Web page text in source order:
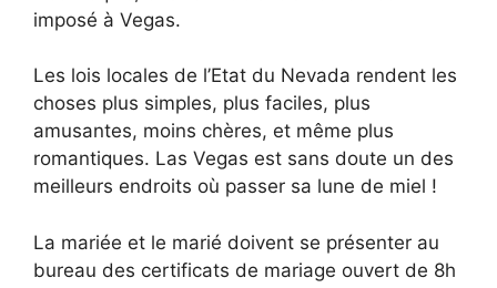
imposé à Vegas.
Les lois locales de l’Etat du Nevada rendent les
choses plus simples, plus faciles, plus
amusantes, moins chères, et même plus
romantiques. Las Vegas est sans doute un des
meilleurs endroits où passer sa lune de miel !
La mariée et le marié doivent se présenter au
bureau des certificats de mariage ouvert de 8h